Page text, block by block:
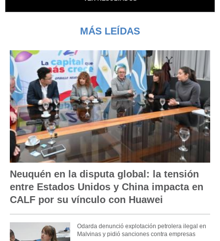
MÁS LEÍDAS
Neuquén en la disputa global: la tensión
entre Estados Unidos y China impacta en
CALF por su vínculo con Huawei
Odarda denunció explotación petrolera ilegal en
Malvinas y pidió sanciones contra empresas